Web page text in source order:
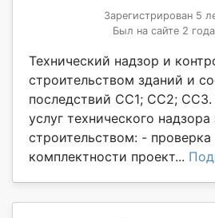
Зарегистрирован 5
Был на сайте 2
Технический надзор и
строительством зданий и
последствий СС1; СС2; СС3.
услуг технического надзора
строительством: - проверка
комплектности проект...